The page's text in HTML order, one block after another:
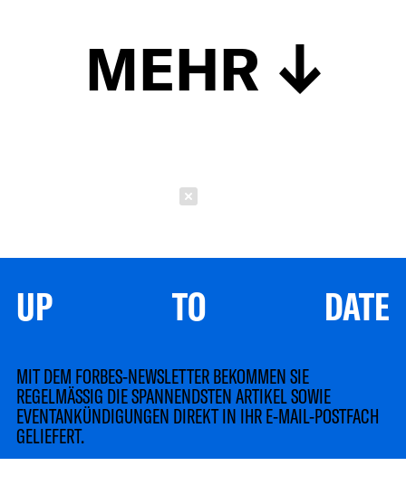
MEHR
UP TO DATE
MIT DEM FORBES-NEWSLETTER BEKOMMEN SIE
REGELMÄSSIG DIE SPANNENDSTEN ARTIKEL SOWIE
EVENTANKÜNDIGUNGEN DIREKT IN IHR E-MAIL-POSTFACH
GELIEFERT.